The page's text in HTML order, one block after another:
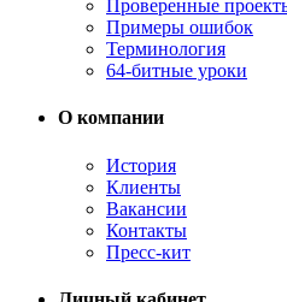
Проверенные
Примеры ошибок
Терминология
64-битные уроки
О компании
История
Клиенты
Вакансии
Контакты
Пресс-кит